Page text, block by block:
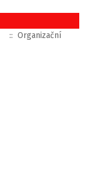
:: Organizační